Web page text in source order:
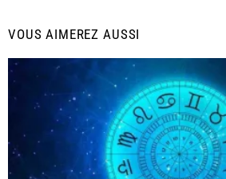
VOUS AIMEREZ AUSSI